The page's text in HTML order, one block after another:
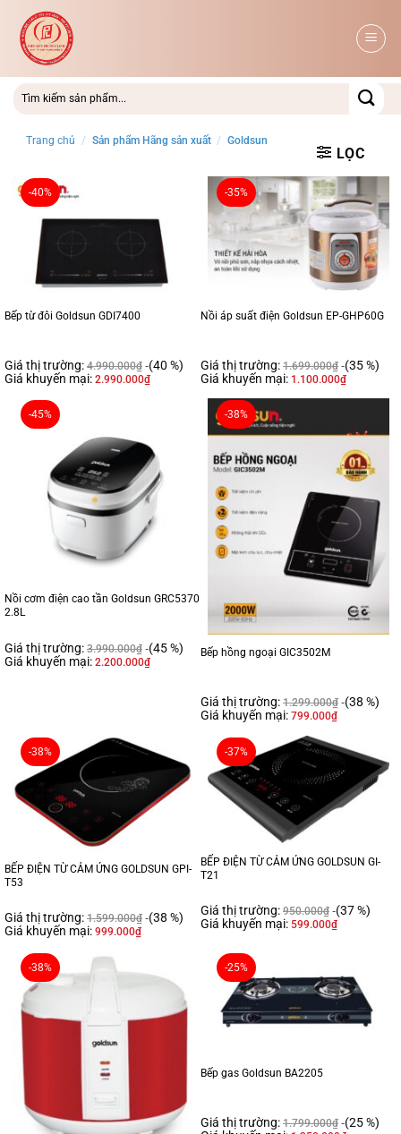
qua
dung
Trang chủ / Sản phẩm Hãng sản xuất / Goldsun
LỌC
-40%
Bếp từ đôi Goldsun GDI7400
Giá thị trường: 4.990.000₫ (40 %)
Giá khuyến mại: 2.990.000₫
-35%
Nồi áp suất điện Goldsun EP-GHP60G
Giá thị trường: 1.699.000₫ (35 %)
Giá khuyến mại: 1.100.000₫
-45%
Nồi cơm điện cao tần Goldsun GRC5370
2.8L
Giá thị trường: 3.990.000₫ (45 %)
Giá khuyến mại: 2.200.000₫
-38%
Bếp hồng ngoại GIC3502M
Giá thị trường: 1.299.000₫ (38 %)
Giá khuyến mại: 799.000₫
-38%
BẾP ĐIỆN TỪ CẢM ỨNG GOLDSUN GPI-
T53
Giá thị trường: 1.599.000₫ (38 %)
Giá khuyến mại: 999.000₫
-37%
BẾP ĐIỆN TỪ CẢM ỨNG GOLDSUN GI-
T21
Giá thị trường: 950.000₫ (37 %)
Giá khuyến mại: 599.000₫
-38% -25%
Bếp gas Goldsun BA2205
Giá thị trường: 1.799.000₫ (25 %)